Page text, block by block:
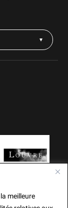
meilleure